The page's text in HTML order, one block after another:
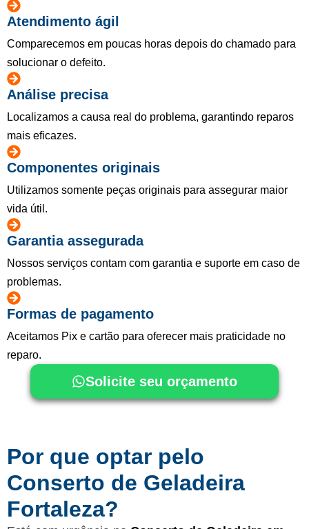
Atendimento ágil
Comparecemos em poucas horas depois do chamado para
solucionar o defeito.
Análise precisa
Localizamos a causa real do problema, garantindo reparos
mais eficazes.
Componentes originais
Utilizamos somente peças originais para assegurar maior
vida útil.
Garantia assegurada
Nossos serviços contam com garantia e suporte em caso de
problemas.
Formas de pagamento
Aceitamos Pix e cartão para oferecer mais praticidade no
reparo.
Solicite seu orçamento
Por que optar pelo
Conserto de Geladeira
Fortaleza?